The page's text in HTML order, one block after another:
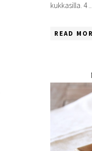
kukkasilla. 4 ...
READ